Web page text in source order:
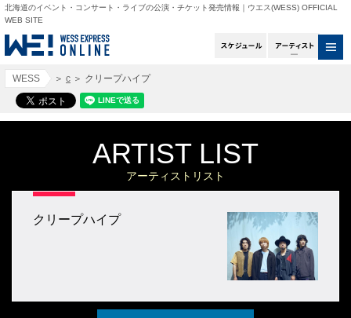
北海道のイベント・コンサート・ライブの公演・チケット発売情報｜ウエス(WESS) OFFICIAL
WEB SITE
スケジュールアー
WESS ＞ c ＞ クリープハイプ
ARTIST LIST
アーティストリスト
クリープハイプ